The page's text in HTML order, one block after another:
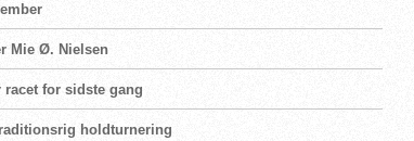
Mie Ø. Nielsen
racet for sidste gang
holdturnering